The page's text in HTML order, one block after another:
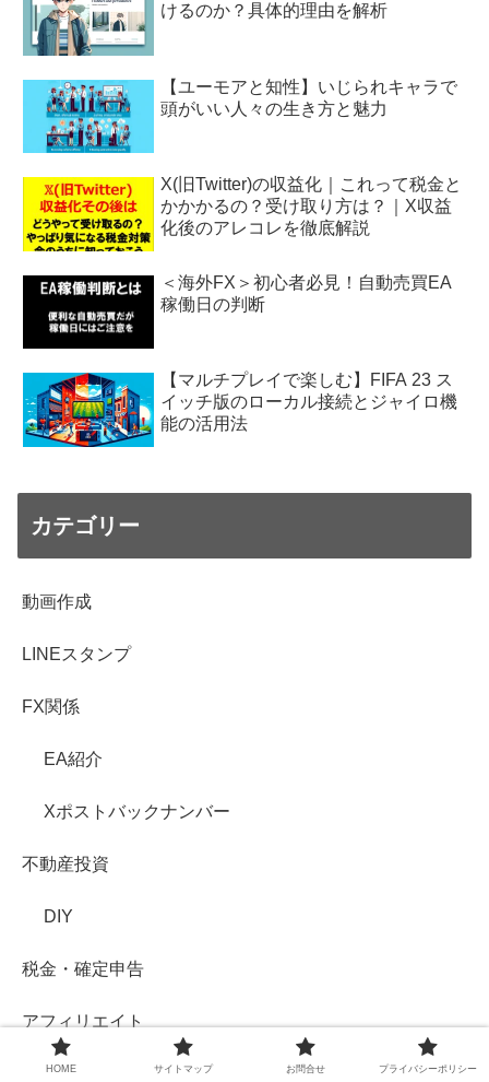
けるのか？具体的理由を解析
【ユーモアと知性】いじられキャラで
頭がいい人々の生き方と魅力
X(旧Twitter)の収益化｜これって税金と
かかかるの？受け取り方は？｜X収益
化後のアレコレを徹底解説
＜海外FX＞初心者必見！自動売買EA
稼働日の判断
【マルチプレイで楽しむ】FIFA 23 ス
イッチ版のローカル接続とジャイロ機
能の活用法
カテゴリー
動画作成
LINEスタンプ
FX関係
EA紹介
Xポストバックナンバー
不動産投資
DIY
税金・確定申告
アフィリエイト
その他投資
HOME サイトマップ お問合せ プライバシーポリシー